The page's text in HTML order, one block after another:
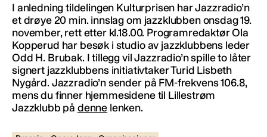
I anledning tildelingen Kulturprisen har Jazzradio’n
et drøye 20 min. innslag om jazzklubben onsdag 19.
november, rett etter kl.18.00. Programredaktør Ola
Kopperud har besøk i studio av jazzklubbens leder
Odd H. Brubak. I tillegg vil Jazzradio’n spille to låter
signert jazzklubbens initiativtaker Turid Lisbeth
Nygård. Jazzradio’n sender på FM-frekvens 106.8,
mens du finner hjemmesidene til Lillestrøm
Jazzklubb på denne lenken.